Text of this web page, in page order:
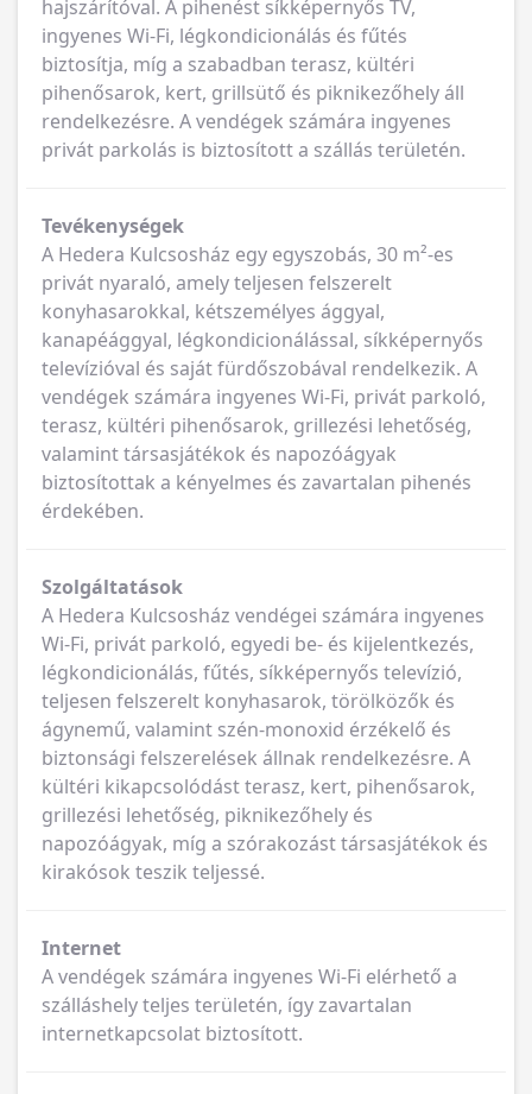
hajszárítóval. A pihenést síkképernyős TV,
ingyenes Wi-Fi, légkondicionálás és fűtés
biztosítja, míg a szabadban terasz, kültéri
pihenősarok, kert, grillsütő és piknikezőhely áll
rendelkezésre. A vendégek számára ingyenes
privát parkolás is biztosított a szállás területén.
Tevékenységek
A Hedera Kulcsosház egy egyszobás, 30 m²-es
privát nyaraló, amely teljesen felszerelt
konyhasarokkal, kétszemélyes ággyal,
kanapéággyal, légkondicionálással, síkképernyős
televízióval és saját fürdőszobával rendelkezik. A
vendégek számára ingyenes Wi-Fi, privát parkoló,
terasz, kültéri pihenősarok, grillezési lehetőség,
valamint társasjátékok és napozóágyak
biztosítottak a kényelmes és zavartalan pihenés
érdekében.
Szolgáltatások
A Hedera Kulcsosház vendégei számára ingyenes
Wi-Fi, privát parkoló, egyedi be- és kijelentkezés,
légkondicionálás, fűtés, síkképernyős televízió,
teljesen felszerelt konyhasarok, törölközők és
ágynemű, valamint szén-monoxid érzékelő és
biztonsági felszerelések állnak rendelkezésre. A
kültéri kikapcsolódást terasz, kert, pihenősarok,
grillezési lehetőség, piknikezőhely és
napozóágyak, míg a szórakozást társasjátékok és
kirakósok teszik teljessé.
Internet
A vendégek számára ingyenes Wi-Fi elérhető a
szálláshely teljes területén, így zavartalan
internetkapcsolat biztosított.